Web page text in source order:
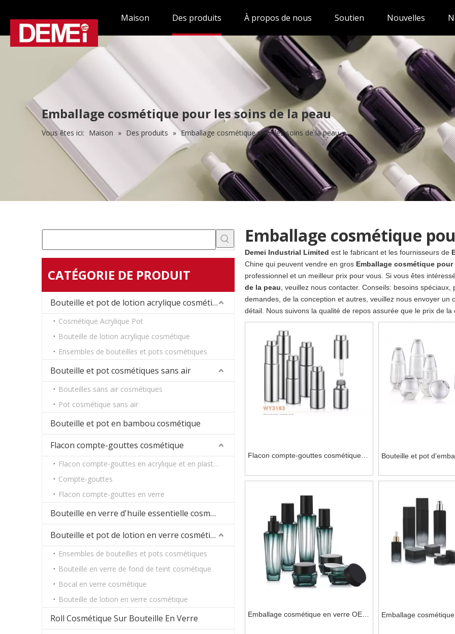
Maison Des produits À propos de nous Soutien Nouvelles
Emballage cosmétique pour les soins de la peau
Vous êtes ici: Maison » Des produits » Emballage cosmétique pour les soins de la peau
CATÉGORIE DE PRODUIT
Bouteille et pot de lotion acrylique cosmétique
Cosmétique Acrylique Pot
Bouteille de lotion acrylique cosmétique
Ensembles de bouteilles et pots cosmétiques
Bouteille et pot cosmétiques sans air
Bouteilles sans air cosmétiques
Pot cosmétique sans air
Bouteille et pot en bambou cosmétique
Flacon compte-gouttes cosmétique
Flacon compte-gouttes en acrylique et en plastique
Compte-gouttes
Flacon compte-gouttes en verre
Bouteille en verre d'huile essentielle cosmétique
Bouteille et pot de lotion en verre cosmétique
Ensembles de bouteilles et pots cosmétiques
Bouteille en verre de fond de teint cosmétique
Bocal en verre cosmétique
Bouteille de lotion en verre cosmétique
Roll Cosmétique Sur Bouteille En Verre
Emballage cosmétique
Demei Industrial Limited est le fabricant et les fournisseurs de
Chine qui peuvent vendre en gros Emballage cosmétique
professionnel et un meilleur prix pour vous. Si vous êtes
de la peau , veuillez nous contacter. Conseils: besoins
demandes, de la conception et autres, veuillez nous envoyer
détail. Nous suivons la qualité de repos assurée que le prix de la
Flacon compte-gouttes cosmétique
Bouteille et pot
les soins de la peau
Emballage cosmétique en verre OEM
Emballage